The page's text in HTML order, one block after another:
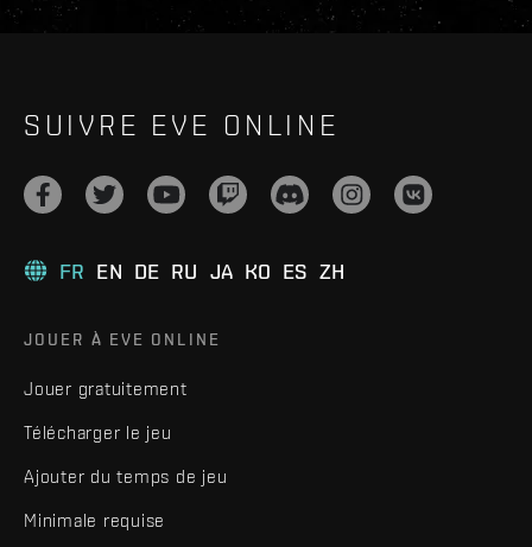
SUIVRE EVE ONLINE
FR EN DE RU JA KO ES ZH
JOUER À EVE ONLINE
Jouer gratuitement
Télécharger le jeu
Ajouter du temps de jeu
Minimale requise